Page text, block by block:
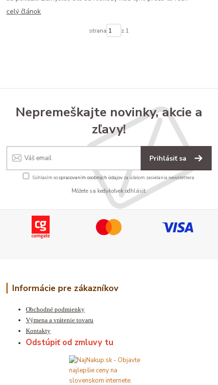
celý článok
strana z 1
Nepremeškajte novinky, akcie a
zľavy!
Prihlásiť sa
Súhlasím sospracovaním osobných údajov za účelom zasielania newslettera.
Môžete sa kedykoľvek odhlásiť.
Informácie pre zákazníkov
Obchodné podmienky
Výmena a vrátenie tovaru
Kontakty
Odstúpiť od zmluvy tu